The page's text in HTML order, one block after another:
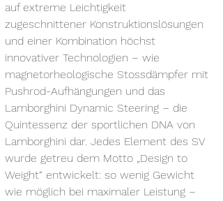
auf extreme Leichtigkeit
zugeschnittener Konstruktionslösungen
und einer Kombination höchst
innovativer Technologien – wie
magnetorheologische Stossdämpfer mit
Pushrod-Aufhängungen und das
Lamborghini Dynamic Steering – die
Quintessenz der sportlichen DNA von
Lamborghini dar. Jedes Element des SV
wurde getreu dem Motto „Design to
Weight“ entwickelt: so wenig Gewicht
wie möglich bei maximaler Leistung –